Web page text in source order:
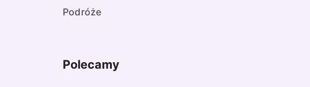
Podróże
Polecamy